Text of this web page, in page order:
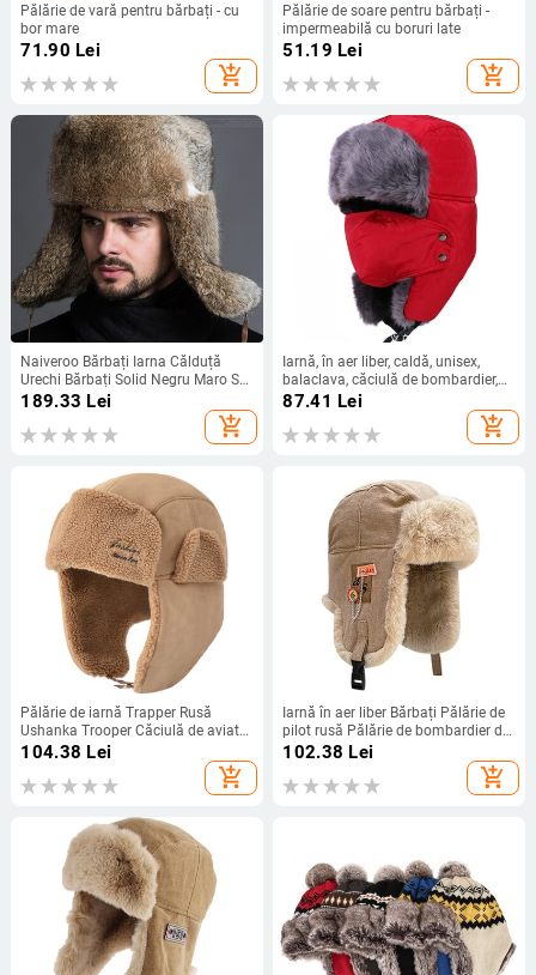
Pălărie de vară pentru bărbați - cu
bor mare
71.90 Lei
add_shopping_cart
Pălărie de soare pentru bărbați -
impermeabilă cu boruri late
51.19 Lei
add_shopping_cart
Naiveroo Bărbați Iarna Călduță
Urechi Bărbați Solid Negru Maro Se
îngroșă Pălării Leifeng Pălării de
zăpadă Încălzitor de urechi Pălării
Bomber din blană
189.33 Lei
add_shopping_cart
Iarnă, în aer liber, caldă, unisex,
balaclava, căciulă de bombardier,
pălărie, eșarfă, bărbați, femei, rus,
trapper, soldat, schi de zăpadă, cu
eșarfă, șapci reci
87.41 Lei
add_shopping_cart
Pălărie de iarnă Trapper Rusă
Ushanka Trooper Căciulă de aviator
pentru bărbați și femei Bomber
eschimos de zăpadă cu clapete
pentru urechi pentru vreme rece
104.38 Lei
add_shopping_cart
Iarnă în aer liber Bărbați Pălărie de
pilot rusă Pălărie de bombardier de
modă pentru femei cu litere de
etichetare Bumbac blană artificială
Moale Călduță Trapper Ushanka
102.38 Lei
add_shopping_cart